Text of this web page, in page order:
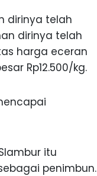
dirinya telah
dirinya telah
harga eceran
Rp12.500/kg.
itu
penimbun.